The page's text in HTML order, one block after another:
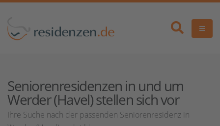
Seniorenresidenzen in und um
Werder (Havel) stellen sich vor
Ihre Suche nach der passenden Seniorenresidenz in